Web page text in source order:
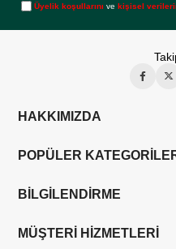
Üyelik koşullarını vekişisel
HAKKIMIZDA
POPÜLER
BİLGİLENDİRME
MÜŞTERİ HİZMETLERİ